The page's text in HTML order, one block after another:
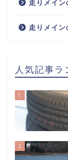
走りメイ
走りメイ
人気記事ラ
1
2